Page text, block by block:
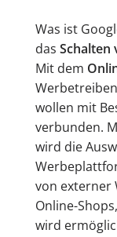
Was ist
das Schalten
Mit dem
wollen mit
verbunden.
wird die
von externer
Online-
wird